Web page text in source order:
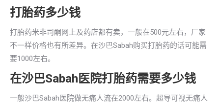
打胎药多少钱
打胎药米非司酮网上及药店都有卖，一般在500元左右，厂家
不一样价格也有所差异。在沙巴Sabah购买打胎药的话可能需
要1000左右。
在沙巴Sabah医院打胎药需要多少钱
一般沙巴Sabah医院做无痛人流在2000左右。超导可视无痛人